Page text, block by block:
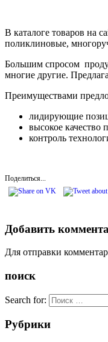
В каталоге товаров на
поликлиновые,
Большим спросом
многие другие.
Преимуществами
лидирующие
высокое
контроль
Поделиться...
Добавить
Для отправки
поиск
Search for:
Рубрики